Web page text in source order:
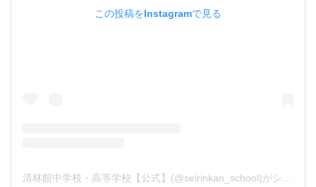
この投稿をInstagramで見る
清林館中学校・高等学校【公式】(@seirinkan_school)がシェアした投稿